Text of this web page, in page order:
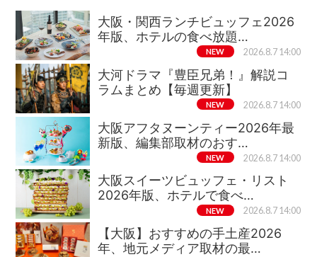
大阪・関西ランチビュッフェ2026
年版、ホテルの食べ放題…
NEW 2026.8.7 14:00
大河ドラマ『豊臣兄弟！』解説コ
ラムまとめ【毎週更新】
NEW 2026.8.7 14:00
大阪アフタヌーンティー2026年最
新版、編集部取材のおす…
NEW 2026.8.7 14:00
大阪スイーツビュッフェ・リスト
2026年版、ホテルで食べ…
NEW 2026.8.7 14:00
【大阪】おすすめの手土産2026
年、地元メディア取材の最…